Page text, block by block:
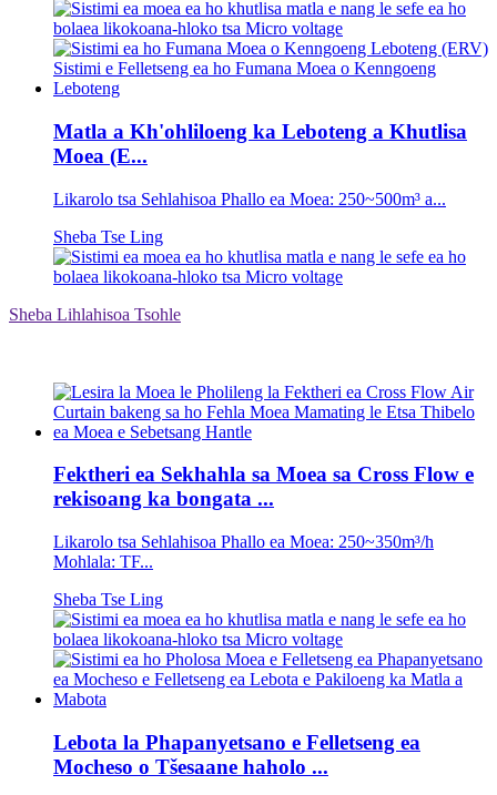
Matla a Kh'ohliloeng ka Leboteng a Khutlisa
Moea (E...
Likarolo tsa Sehlahisoa Phallo ea Moea: 250~500m³ a...
Sheba Tse Ling
Sheba Lihlahisoa Tsohle
Fektheri ea Sekhahla sa Moea sa Cross Flow e
rekisoang ka bongata ...
Likarolo tsa Sehlahisoa Phallo ea Moea: 250~350m³/h
Mohlala: TF...
Sheba Tse Ling
Lebota la Phapanyetsano e Felletseng ea
Mocheso o Tšesaane haholo ...